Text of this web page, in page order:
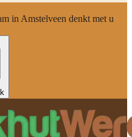
in Amstelveen denkt met u